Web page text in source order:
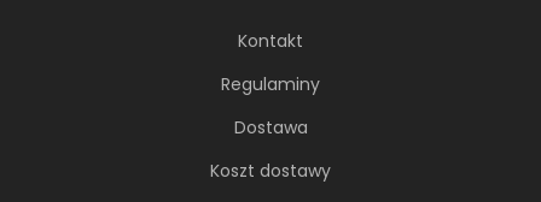
Kontakt
Regulaminy
Dostawa
Koszt dostawy